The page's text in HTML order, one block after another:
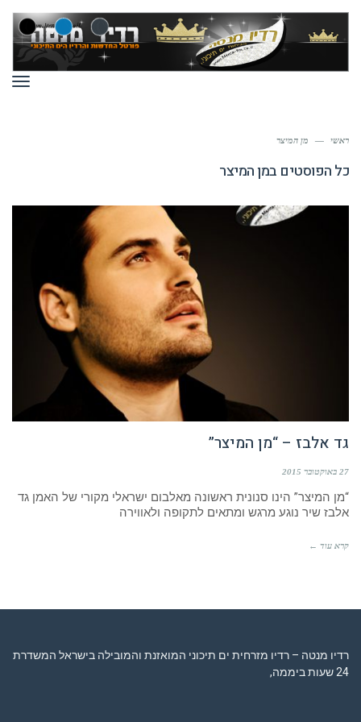
ראשי — מן המיצר
כל הפוסטים במן המיצר
גד אלבז – “מן המיצר”
27 באוקטובר 2015
“מן המיצר” הינו סנונית ראשונה מאלבום ישראלי מקורי של האמן גד
אלבז שיר נוגע מרגש ומתאים לתקופה ולאווירה
קרא עוד ←
רדיו מנטה – רדיו מזרחית ים תיכוני המואזנת והמובילה בישראל המשדרת
24 שעות ביממה,